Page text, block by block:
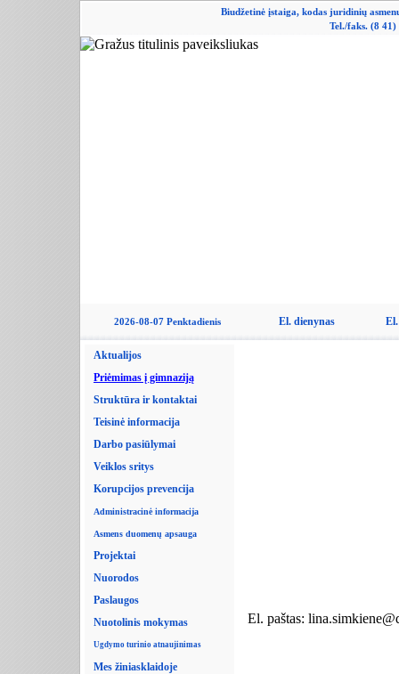
Biudžetinė įstaiga, kodas juridinių
Tel./faks. (8
2026-08-07 Penktadienis El. dienynas
Aktualijos
Priėmimas į gimnaziją
Struktūra ir kontaktai
Teisinė informacija
Darbo pasiūlymai
Veiklos sritys
Korupcijos prevencija
Administracinė informacija
Asmens duomenų apsauga
Projektai
Nuorodos
Paslaugos
Nuotolinis mokymas
Ugdymo turinio atnaujinimas
Mes žiniasklaidoje
El. paštas: